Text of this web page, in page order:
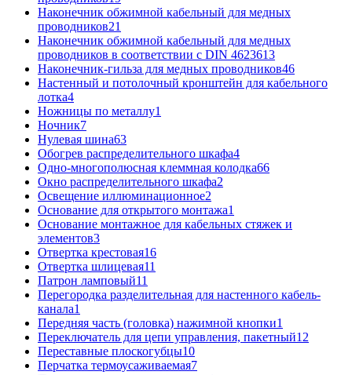
Наконечник обжимной кабельный для медных
проводников21
Наконечник обжимной кабельный для медных
проводников в соответствии с DIN 4623613
Наконечник-гильза для медных проводников46
Настенный и потолочный кронштейн для кабельного
лотка4
Ножницы по металлу1
Ночник7
Нулевая шина63
Обогрев распределительного шкафа4
Одно-многополюсная клеммная колодка66
Окно распределительного шкафа2
Освещение иллюминационное2
Основание для открытого монтажа1
Основание монтажное для кабельных стяжек и
элементов3
Отвертка крестовая16
Отвертка шлицевая11
Патрон ламповый11
Перегородка разделительная для настенного кабель-
канала1
Передняя часть (головка) нажимной кнопки1
Переключатель для цепи управления, пакетный12
Переставные плоскогубцы10
Перчатка термоусаживаемая7